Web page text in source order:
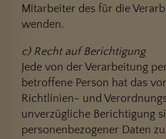
Mitarbeiter des für die
wenden.
c) Recht auf Berichtigung
Jede von der Verarbeitung
betroffene Person hat das
Richtlinien- und
unverzügliche Berichtigung
personenbezogener Daten